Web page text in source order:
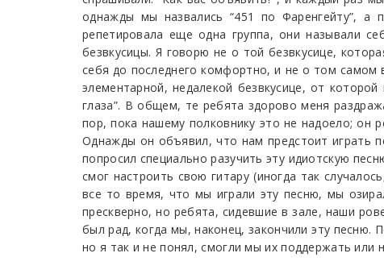
однажды мы назвались “451 по Фаренгейту”, а
репетировала еще одна группа, они называли
безвкусицы. Я говорю не о той безвкусице,
себя до последнего комфортно, и не о том самом
элементарной, недалекой безвкусице, от
глаза”. В общем, те ребята здорово меня
пор, пока нашему полковнику это не надоело; он
Однажды он объявил, что нам предстоит играть
попросил специально разучить эту идиотскую
смог настроить свою гитару (иногда так
все то время, что мы играли эту песню, мы
прескверно, но ребята, сидевшие в зале, наши
был рад, когда мы, наконец, закончили эту песню.
но я так и не понял, смогли мы их поддержать или